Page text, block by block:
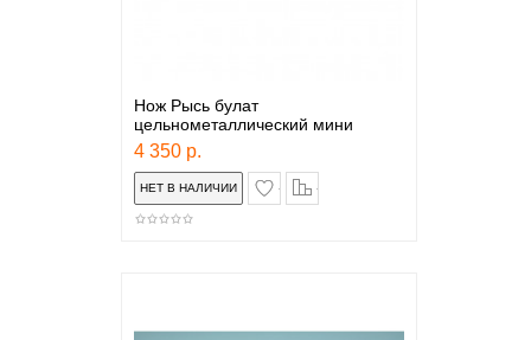
Нож Рысь булат
цельнометаллический мини
4 350 р.
в закладки